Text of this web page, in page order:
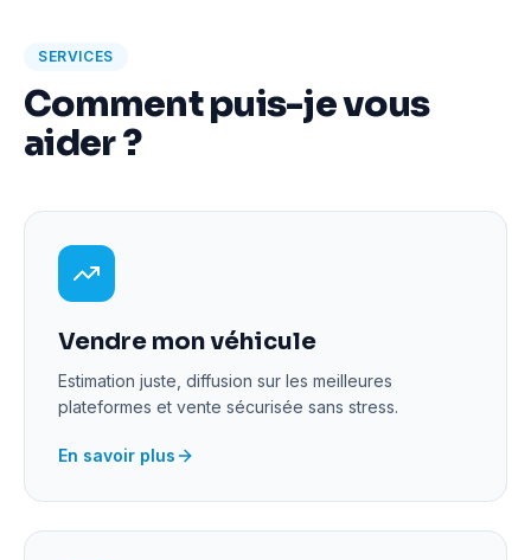
SERVICES
Comment puis-je vous
aider ?
Vendre mon véhicule
Estimation juste, diffusion sur les meilleures
plateformes et vente sécurisée sans stress.
En savoir plus